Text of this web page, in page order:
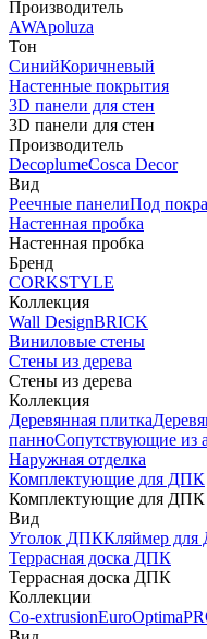
Производитель
AWApoluza
Тон
СинийКоричневый
Настенные покрытия
3D панели для стен
3D панели для стен
Производитель
DecoplumeCosca Decor
Вид
Реечные панелиПод
Настенная пробка
Настенная пробка
Бренд
CORKSTYLE
Коллекция
Wall DesignBRICK
Виниловые стены
Стены из дерева
Стены из дерева
Коллекция
Деревянная плитка
панноСопутствующие из
Наружная отделка
Комплектующие для ДПК
Комплектующие для ДПК
Вид
Уголок ДПККляймер
Террасная доска ДПК
Террасная доска ДПК
Коллекции
Co-extrusionEuroOptima